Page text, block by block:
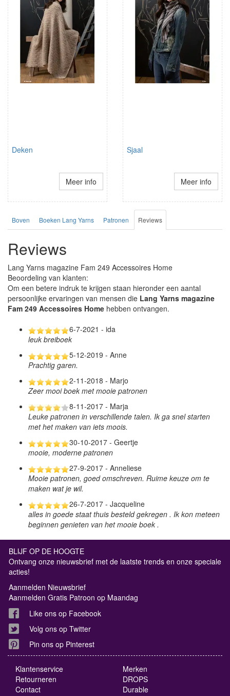
Deken
Meer info
Sjaal
Meer info
Boven Boeken Lang Yarns Patronen Reviews
Reviews
Lang Yarns magazine Fam 249 Accessoires Home
Beoordeling van klanten:
Om een betere indruk te krijgen staan hieronder een aantal
persoonlijke ervaringen van mensen die Lang Yarns magazine
Fam 249 Accessoires Home hebben ontvangen.
6-7-2021 - ida
leuk breiboek
5-12-2019 - Anne
Prachtig garen.
2-11-2018 - Marjo
Zeer mooi boek met mooie patronen
8-11-2017 - Marja
Leuke patronen in verschillende talen. Ik ga snel starten
met het maken van iets moois.
30-10-2017 - Geertje
mooie, moderne patronen
27-9-2017 - Anneliese
Mooie patronen, goed omschreven. Ruime keuze om te
maken wat je wil.
26-7-2017 - Jacqueline
alles in goede staat thuis besteld gekregen . Ik kon meteen
beginnen genieten van het mooie boek .
BLIJF OP DE HOOGTE
Ontvang onze nieuwsbrief met de laatste trends en onze speciale
acties!
Aanmelden Nieuwsbrief
Aanmelden Gratis Patroon op Maandag
Like ons op Facebook
Volg ons op Twitter
Pin ons op Pinterest
Klantenservice
Retourneren
Contact
Merken
DROPS
Durable